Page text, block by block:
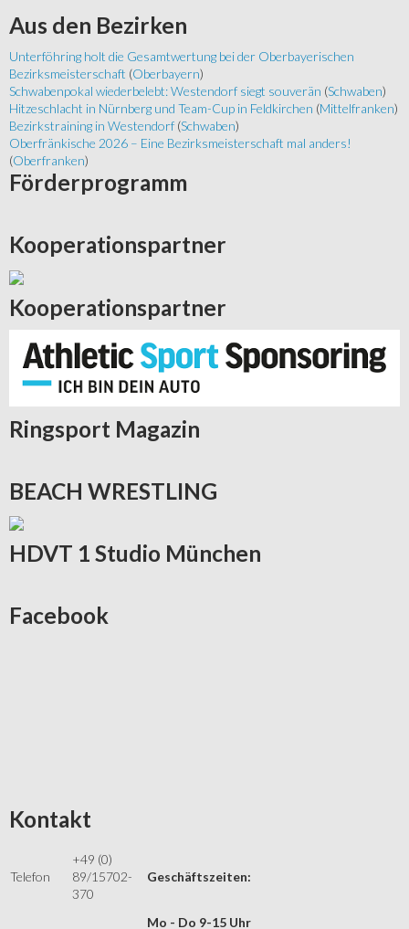
Aus den Bezirken
Unterföhring holt die Gesamtwertung bei der Oberbayerischen
Bezirksmeisterschaft (Oberbayern)
Schwabenpokal wiederbelebt: Westendorf siegt souverän (Schwaben)
Hitzeschlacht in Nürnberg und Team-Cup in Feldkirchen (Mittelfranken)
Bezirkstraining in Westendorf (Schwaben)
Oberfränkische 2026 – Eine Bezirksmeisterschaft mal anders!
(Oberfranken)
Förderprogramm
Kooperationspartner
Kooperationspartner
Ringsport Magazin
BEACH WRESTLING
HDVT 1 Studio München
Facebook
Kontakt
Telefon
+49 (0)
89/15702-
370
Geschäftszeiten:
Mo - Do 9-15 Uhr